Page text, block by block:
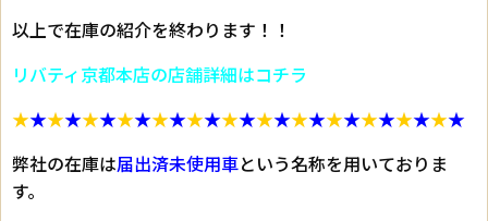
以上で在庫の紹介を終わります！！
リバティ京都本店の店舗詳細はコチラ
★★★★★★★★★★★★★★★★★★★★★★★★★★
弊社の在庫は届出済未使用車という名称を用いておりま
す。